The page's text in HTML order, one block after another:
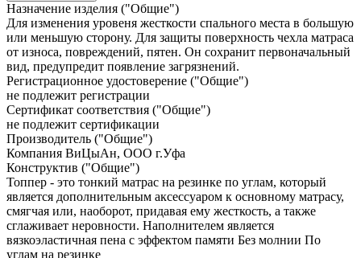
Назначение изделия ("Общие")
Для изменения уровеня жесткости спального места в большую
или меньшую сторону. Для защиты поверхность чехла матраса
от износа, повреждений, пятен. Он сохранит первоначальный
вид, предупредит появление загрязнений.
Регистрационное удостоверение ("Общие")
не подлежит регистрации
Сертификат соответствия ("Общие")
не подлежит сертификации
Производитель ("Общие")
Компания ВиЦыАн, ООО г.Уфа
Конструктив ("Общие")
Топпер - это тонкий матрас на резинке по углам, который
является дополнительным аксессуаром к основному матрасу,
смягчая или, наоборот, придавая ему жесткость, а также
сглаживает неровности. Наполнителем является
вязкоэластичная пена с эффектом памяти Без молнии По
углам на резинке